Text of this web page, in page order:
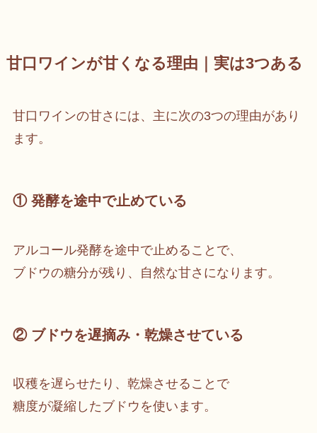
甘口ワインが甘くなる理由｜実は3つある
甘口ワインの甘さには、主に次の3つの理由があり
ます。
① 発酵を途中で止めている
アルコール発酵を途中で止めることで、
ブドウの糖分が残り、自然な甘さになります。
② ブドウを遅摘み・乾燥させている
収穫を遅らせたり、乾燥させることで
糖度が凝縮したブドウを使います。